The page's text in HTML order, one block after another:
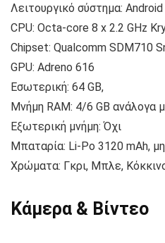
Λειτουργικό σύστημα:
CPU: Octa-core 8 x 2.2 GHz
Chipset: Qualcomm SDM710
GPU: Adreno 616
Εσωτερική: 64 GB,
Μνήμη RAM: 4/6 GB ανάλογα
Εξωτερική μνήμη: Όχι
Μπαταρία: Li-Po 3120 mAh,
Χρώματα: Γκρι, Μπλε,
Κάμερα & Βίντεο